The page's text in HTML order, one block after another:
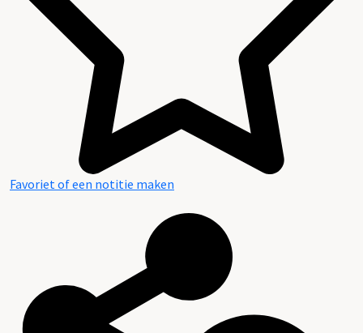
Favoriet of een notitie maken